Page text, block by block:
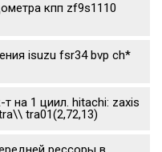
кпп zf9s1110
isuzu fsr34 bvp ch*
на 1 циил. hitachi: zaxis
tra01(2,72,13)